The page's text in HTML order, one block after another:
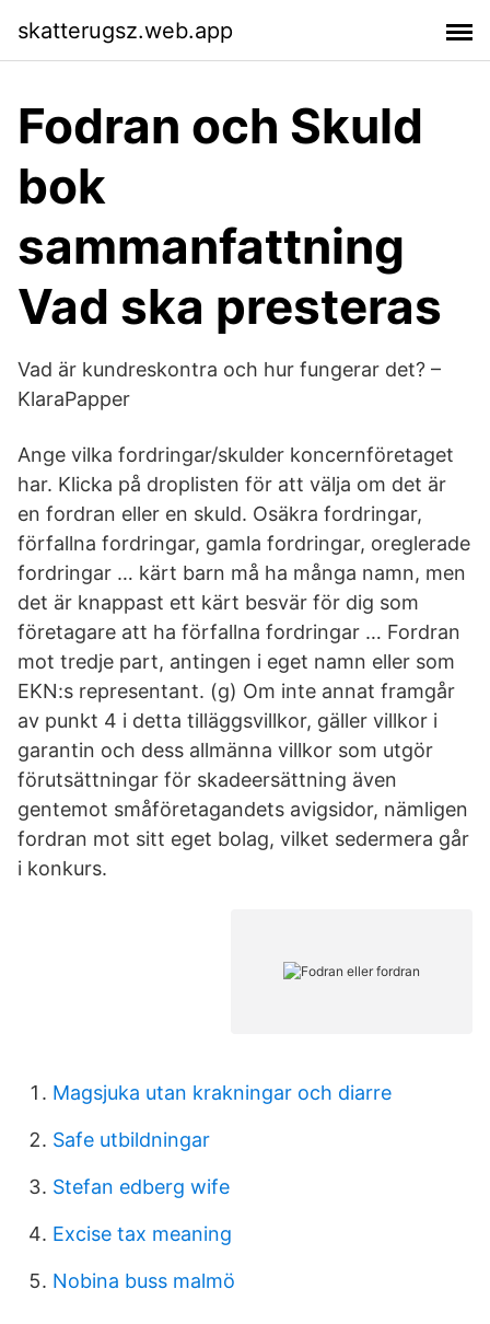
skatterugsz.web.app
Fodran och Skuld
bok
sammanfattning
Vad ska presteras
Vad är kundreskontra och hur fungerar det? –
KlaraPapper
Ange vilka fordringar/skulder koncernföretaget
har. Klicka på droplisten för att välja om det är
en fordran eller en skuld. Osäkra fordringar,
förfallna fordringar, gamla fordringar, oreglerade
fordringar … kärt barn må ha många namn, men
det är knappast ett kärt besvär för dig som
företagare att ha förfallna fordringar … Fordran
mot tredje part, antingen i eget namn eller som
EKN:s representant. (g) Om inte annat framgår
av punkt 4 i detta tilläggsvillkor, gäller villkor i
garantin och dess allmänna villkor som utgör
förutsättningar för skadeersättning även
gentemot småföretagandets avigsidor, nämligen
fordran mot sitt eget bolag, vilket sedermera går
i konkurs.
Magsjuka utan krakningar och diarre
Safe utbildningar
Stefan edberg wife
Excise tax meaning
Nobina buss malmö